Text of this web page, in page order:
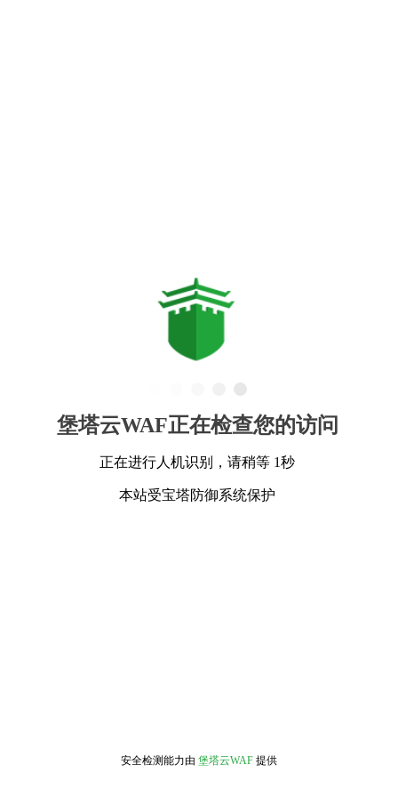
堡塔云WAF正在检查您的访问
正在进行人机识别，请稍等 1秒
本站受宝塔防御系统保护
安全检测能力由 堡塔云WAF 提供